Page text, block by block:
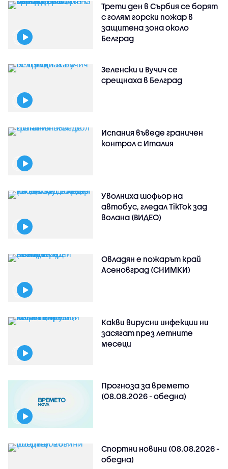
Трети ден в Сърбия се борят
с голям горски пожар в
защитена зона около
Белград
Зеленски и Вучич се
срещнаха в Белград
Испания въведе граничен
контрол с Италия
Уволниха шофьор на
автобус, гледал TikTok зад
волана (ВИДЕО)
Овладян е пожарът край
Асеновград (СНИМКИ)
Какви вирусни инфекции ни
засягат през летните
месеци
Прогноза за времето
(08.08.2026 - обедна)
Спортни новини (08.08.2026 -
обедна)